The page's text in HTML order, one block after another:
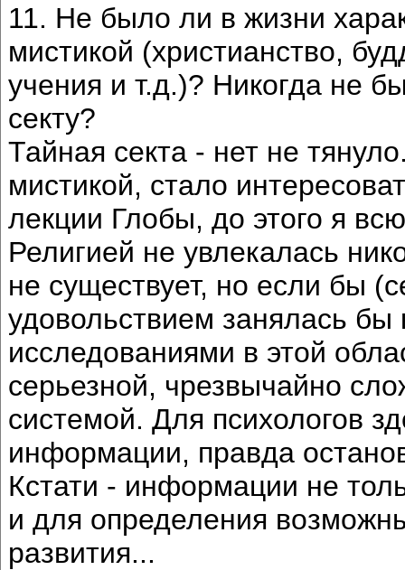
11. Не было ли в жизни
мистикой (христианство,
учения и т.д.)? Никогда не
секту?
Тайная секта - нет не
мистикой, стало
лекции Глобы, до этого я
Религией не увлекалась
не существует, но если бы
удовольствием занялась бы
исследованиями в этой
серьезной, чрезвычайно
системой. Для психологов
информации, правда
Кстати - информации не
и для определения
развития...